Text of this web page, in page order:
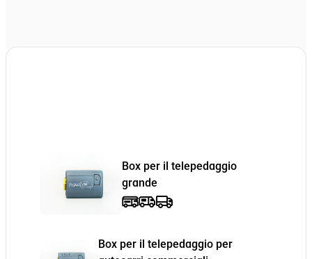
Box per il telepedaggio
grande
Box per il telepedaggio per